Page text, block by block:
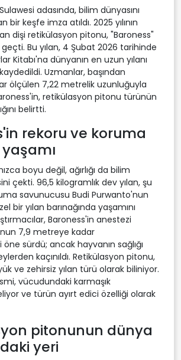
adasında, bilim dünyasını
bir keşfe imza atıldı. 2025 yılının
dişi retikülasyon pitonu, "Baroness"
geçti. Bu yılan, 4 Şubat 2026 tarihinde
Kitabı'na dünyanın en uzun yılanı
Uzmanlar, başından
ölçülen 7,22 metrelik uzunluğuyla
retikülasyon pitonu türünün
belirtti.
rekoru ve koruma
boyu değil, ağırlığı da bilim
çekti. 96,5 kilogramlık dev yılan, şu
savunucusu Budi Purwanto'nun
bir yılan barınağında yaşamını
Baroness'in anestezi
7,9 metreye kadar
sürdü; ancak hayvanın sağlığı
kaçınıldı. Retikülasyon pitonu,
ve zehirsiz yılan türü olarak biliniyor.
vücudundaki karmaşık
ve türün ayırt edici özelliği olarak
pitonunun dünya
yeri